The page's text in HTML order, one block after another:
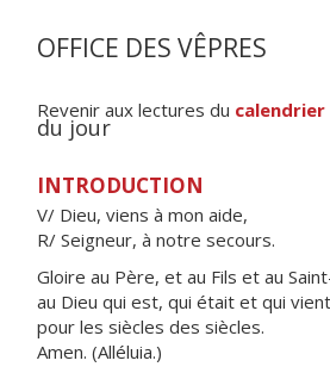
OFFICE DES VÊPRES
Revenir aux lectures du
du jour
INTRODUCTION
V/ Dieu, viens à mon aide,
R/ Seigneur, à notre secours.
Gloire au Père, et au Fils et au
au Dieu qui est, qui était et qui
pour les siècles des siècles.
Amen. (Alléluia.)